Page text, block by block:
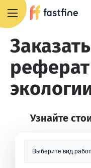
Заказать
Узнайте